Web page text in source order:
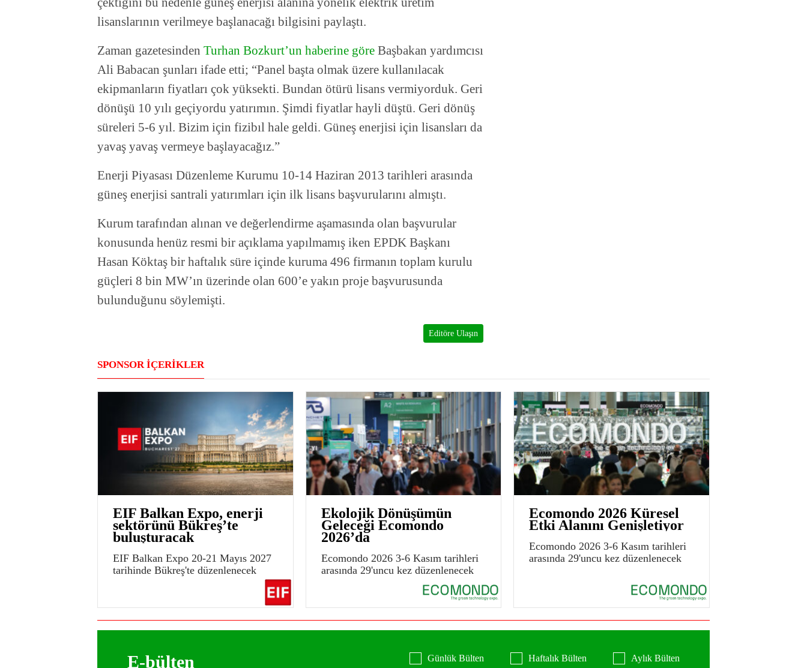
lisanslarının verilmeye başlanacağı bilgisini paylaştı.
Zaman gazetesinden Turhan Bozkurt’un haberine göre Başbakan yardımcısı
Ali Babacan şunları ifade etti; “Panel başta olmak üzere kullanılacak
ekipmanların fiyatları çok yüksekti. Bundan ötürü lisans vermiyorduk. Geri
dönüşü 10 yılı geçiyordu yatırımın. Şimdi fiyatlar hayli düştü. Geri dönüş
süreleri 5-6 yıl. Bizim için fizibıl hale geldi. Güneş enerjisi için lisansları da
yavaş yavaş vermeye başlayacağız.”
Enerji Piyasası Düzenleme Kurumu 10-14 Haziran 2013 tarihleri arasında
güneş enerjisi santrali yatırımları için ilk lisans başvurularını almıştı.
Kurum tarafından alınan ve değerlendirme aşamasında olan başvurular
konusunda henüz resmi bir açıklama yapılmamış iken EPDK Başkanı
Hasan Köktaş bir haftalık süre içinde kuruma 496 firmanın toplam kurulu
güçleri 8 bin MW’ın üzerinde olan 600’e yakın proje başvurusunda
bulunduğunu söylemişti.
Editöre Ulaşın
SPONSOR İÇERİKLER
EIF Balkan Expo, enerji
sektörünü Bükreş’te
buluşturacak
EIF Balkan Expo 20-21 Mayıs 2027
tarihinde Bükreş'te düzenlenecek
Ekolojik Dönüşümün
Geleceği Ecomondo
2026’da
Ecomondo 2026 3-6 Kasım tarihleri
arasında 29'uncu kez düzenlenecek
Ecomondo 2026 Küresel
Etki Alanını Genişletiyor
Ecomondo 2026 3-6 Kasım tarihleri
arasında 29'uncu kez düzenlenecek
E-bülten Günlük Bülten Haftalık Bülten Aylık Bülten